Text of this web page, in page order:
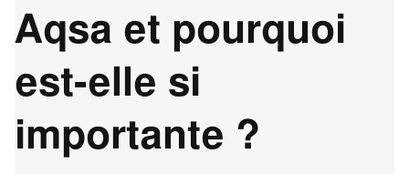
Aqsa et pourquoi
est-elle si
importante ?